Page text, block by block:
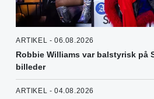
ARTIKEL - 06.08.2026
Robbie Williams var balstyrisk på
billeder
ARTIKEL - 04.08.2026